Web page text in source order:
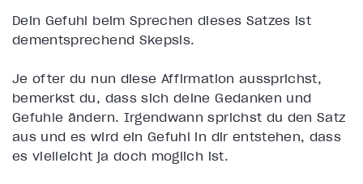
Dein Gefühl beim Sprechen dieses Satzes ist
dementsprechend Skepsis.
Je öfter du nun diese Affirmation aussprichst,
bemerkst du, dass sich deine Gedanken und
Gefühle ändern. Irgendwann sprichst du den Satz
aus und es wird ein Gefühl in dir entstehen, dass
es vielleicht ja doch möglich ist.